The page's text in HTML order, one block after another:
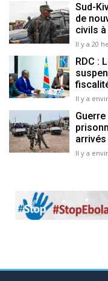
Sud-
de
civils
Il y a 20
RDC :
Il y a
arrivés
Il y a
Previous